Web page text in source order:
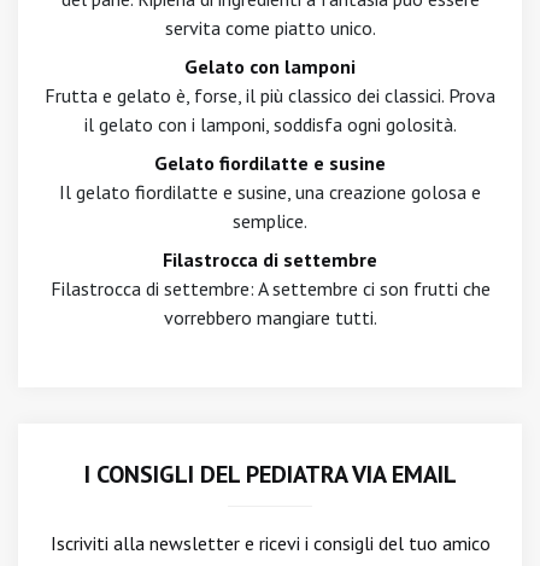
servita come piatto unico.
Gelato con lamponi
Frutta e gelato è, forse, il più classico dei classici. Prova
il gelato con i lamponi, soddisfa ogni golosità.
Gelato fiordilatte e susine
Il gelato fiordilatte e susine, una creazione golosa e
semplice.
Filastrocca di settembre
Filastrocca di settembre: A settembre ci son frutti che
vorrebbero mangiare tutti.
I CONSIGLI DEL PEDIATRA VIA EMAIL
Iscriviti alla newslettere ricevi i consigli del tuo amico